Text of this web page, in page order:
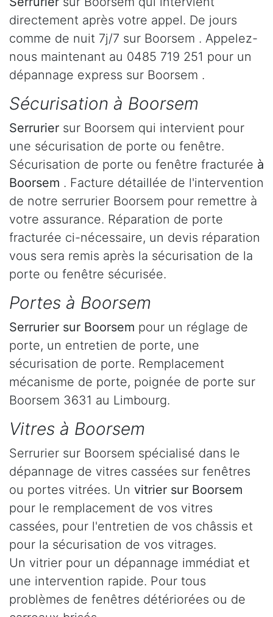
directement après votre appel. De jours
comme de nuit 7j/7 sur Boorsem . Appelez-
nous maintenant au 0485 719 251 pour un
dépannage express sur Boorsem .
Sécurisation à Boorsem
Serrurier sur Boorsem qui intervient pour
une sécurisation de porte ou fenêtre.
Sécurisation de porte ou fenêtre fracturée à
Boorsem . Facture détaillée de l'intervention
de notre serrurier Boorsem pour remettre à
votre assurance. Réparation de porte
fracturée ci-nécessaire, un devis réparation
vous sera remis après la sécurisation de la
porte ou fenêtre sécurisée.
Portes à Boorsem
Serrurier sur Boorsem pour un réglage de
porte, un entretien de porte, une
sécurisation de porte. Remplacement
mécanisme de porte, poignée de porte sur
Boorsem 3631 au Limbourg.
Vitres à Boorsem
Serrurier sur Boorsem spécialisé dans le
dépannage de vitres cassées sur fenêtres
ou portes vitrées. Un vitrier sur Boorsem
pour le remplacement de vos vitres
cassées, pour l'entretien de vos châssis et
pour la sécurisation de vos vitrages.
Un vitrier pour un dépannage immédiat et
une intervention rapide. Pour tous
problèmes de fenêtres détériorées ou de